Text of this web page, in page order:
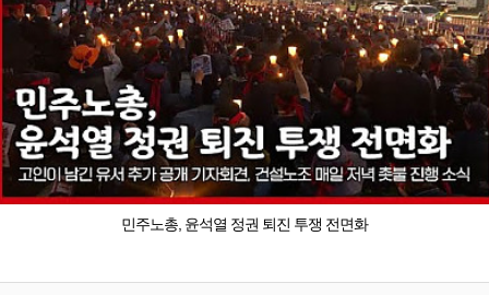
민주노총, 윤석열 정권 퇴진 투쟁 전면화